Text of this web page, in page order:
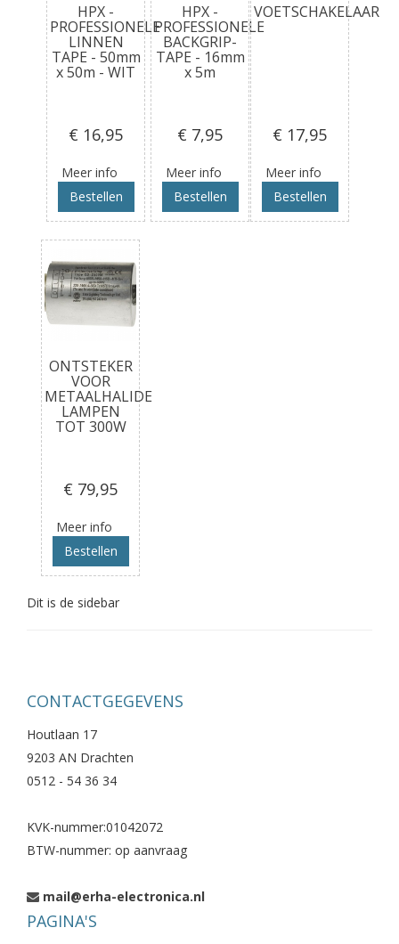
HPX -
PROFESSIONELE
LINNEN
TAPE - 50mm
x 50m - WIT
€ 16,95
Meer info
Bestellen
HPX -
PROFESSIONELE
BACKGRIP-
TAPE - 16mm
x 5m
€ 7,95
Meer info
Bestellen
VOETSCHAKELAAR
€ 17,95
Meer info
Bestellen
ONTSTEKER
VOOR
METAALHALIDE
LAMPEN
TOT 300W
€ 79,95
Meer info
Bestellen
Dit is de sidebar
CONTACTGEGEVENS
Houtlaan 17
9203 AN Drachten
0512 - 54 36 34
KVK-nummer:01042072
BTW-nummer: op aanvraag
mail@erha-electronica.nl
PAGINA'S